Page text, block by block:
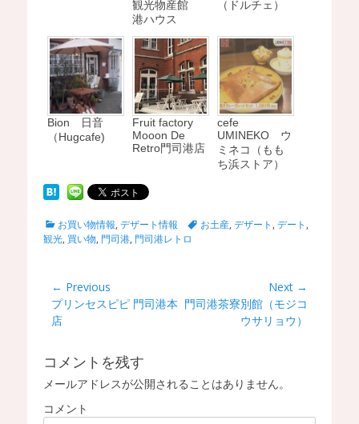
観光物産館
港ハウス
（ドルチェ）
Bion 日音
（Hugcafe)
Fruit factory
Mooon De
Retro門司港店
cefe
UMINEKO ウ
ミネコ（もも
ち浜ストア）
C
a
お買い物情報, デザート情報
T
a
お土産, デザート , デート ,
観光, 買い物, 門司港, 門司港レトロ
投
稿
ナ
ゲ
ー
シ
← Previous
Previous
post:
プリンセスピピ 門司港本
店
Next →
Next
門司港茶寮別館（モジコ
ウサリョウ）
コメントを残す
メールアドレスが公開されることはありません。
コメント